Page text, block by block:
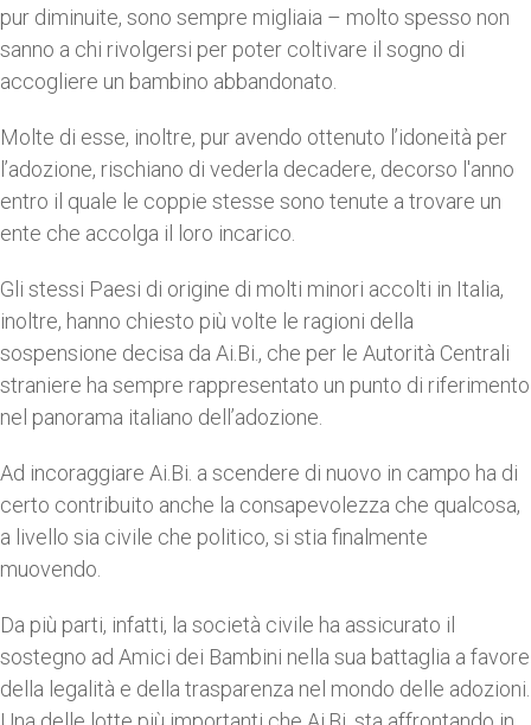
pur diminuite, sono sempre migliaia – molto spesso non
sanno a chi rivolgersi per poter coltivare il sogno di
accogliere un bambino abbandonato.
Molte di esse, inoltre, pur avendo ottenuto l’idoneità per
l’adozione, rischiano di vederla decadere, decorso l'anno
entro il quale le coppie stesse sono tenute a trovare un
ente che accolga il loro incarico.
Gli stessi Paesi di origine di molti minori accolti in Italia,
inoltre, hanno chiesto più volte le ragioni della
sospensione decisa da Ai.Bi., che per le Autorità Centrali
straniere ha sempre rappresentato un punto di riferimento
nel panorama italiano dell’adozione.
Ad incoraggiare Ai.Bi. a scendere di nuovo in campo ha di
certo contribuito anche la consapevolezza che qualcosa,
a livello sia civile che politico, si stia finalmente
muovendo.
Da più parti, infatti, la società civile ha assicurato il
sostegno ad Amici dei Bambini nella sua battaglia a favore
della legalità e della trasparenza nel mondo delle adozioni.